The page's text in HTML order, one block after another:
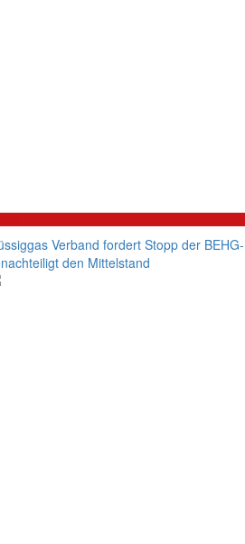
Verband fordert Stopp der
den Mittelstand